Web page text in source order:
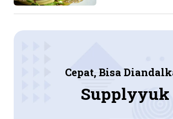
Cepat, Bisa
Supplyyuk